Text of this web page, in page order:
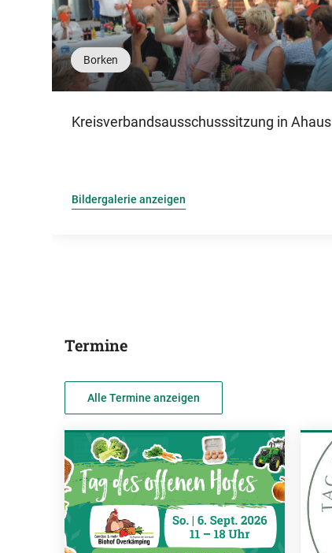
Borken
Kreisverbandsausschusssitzung in Ahaus
Bildergalerie anzeigen
Termine
Alle Termine anzeigen